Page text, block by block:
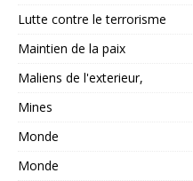
Lutte contre le terrorisme
Maintien de la paix
Maliens de l'exterieur,
Mines
Monde
Monde